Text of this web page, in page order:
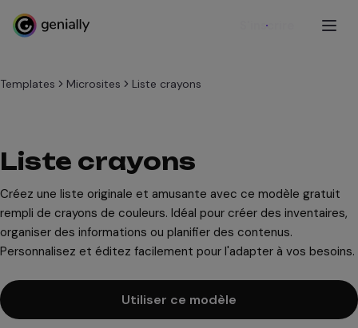
S'inscrire
Templates Microsites Liste crayons
Liste crayons
Créez une liste originale et amusante avec ce modèle gratuit
rempli de crayons de couleurs. Idéal pour créer des inventaires,
organiser des informations ou planifier des contenus.
Personnalisez et éditez facilement pour l'adapter à vos besoins.
Utiliser ce modèle